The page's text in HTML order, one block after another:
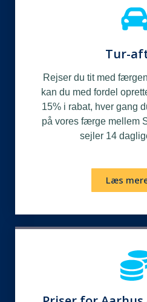
Tur-
Rejser du tit med
kan du med fordel
15% i rabat, hver gang
på vores færge mellem
sejler 14
Læs